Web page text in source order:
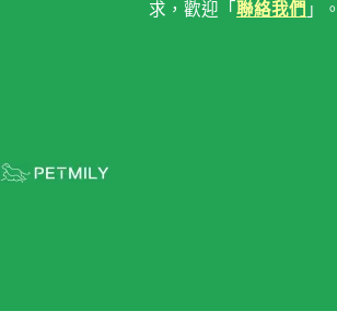
求，歡迎「 聯絡我們 」。